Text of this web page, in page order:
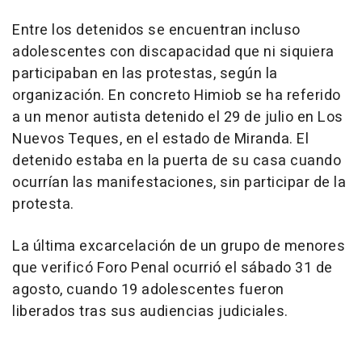
Entre los detenidos se encuentran incluso
adolescentes con discapacidad que ni siquiera
participaban en las protestas, según la
organización. En concreto Himiob se ha referido
a un menor autista detenido el 29 de julio en Los
Nuevos Teques, en el estado de Miranda. El
detenido estaba en la puerta de su casa cuando
ocurrían las manifestaciones, sin participar de la
protesta.
La última excarcelación de un grupo de menores
que verificó Foro Penal ocurrió el sábado 31 de
agosto, cuando 19 adolescentes fueron
liberados tras sus audiencias judiciales.